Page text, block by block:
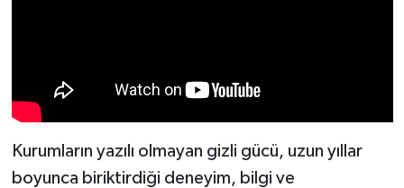
Kurumların yazılı olmayan gizli gücü, uzun yıllar
boyunca biriktirdiği deneyim, bilgi ve
Spor